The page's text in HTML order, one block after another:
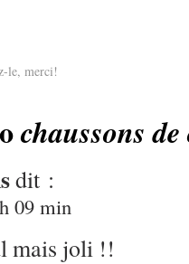
le, merci!
chaussons
dit :
09 min
mais joli !!